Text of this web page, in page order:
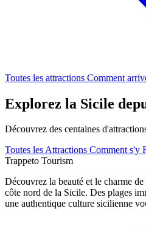
Toutes les attractions Comment
Explorez la Sicile
Découvrez des centaines
Toutes les Attractions Comment s'y
Trappeto Tourism
Découvrez la beauté et le charme
côte nord de la Sicile. Des plages
une authentique culture sicilienne